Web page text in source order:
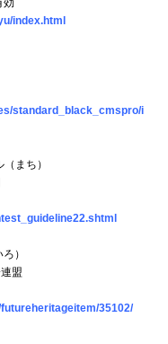
効
index.html
standard_black_cmspro/i
まち）
）
盟
35102/